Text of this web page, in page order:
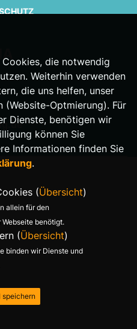
die notwendig
Weiterhin verwenden
die uns helfen, unser
(Website-Optmierung). Für
Dienste, benötigen wir
können Sie
Informationen finden Sie
.
(Übersicht)
allein für den
benötigt.
(Übersicht)
binden wir Dienste und
speichern